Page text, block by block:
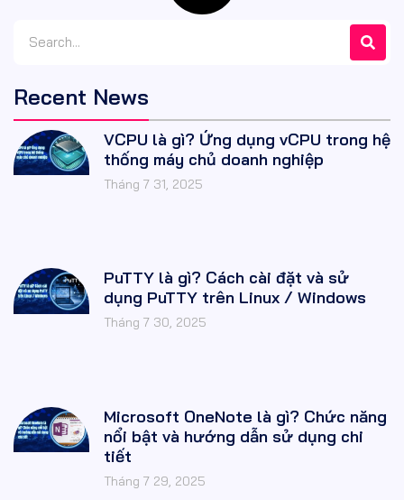
Recent News
VCPU là gì? Ứng dụng vCPU trong hệ
thống máy chủ doanh nghiệp
Tháng 7 31, 2025
PuTTY là gì? Cách cài đặt và sử
dụng PuTTY trên Linux / Windows
Tháng 7 30, 2025
Microsoft OneNote là gì? Chức năng
nổi bật và hướng dẫn sử dụng chi
tiết
Tháng 7 29, 2025